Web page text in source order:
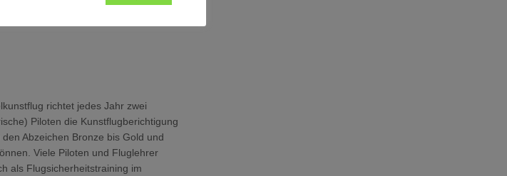
richtet jedes Jahr zwei
Piloten die Kunstflugberichtigung
Abzeichen Bronze bis Gold und
Viele Piloten und Fluglehrer
als Flugsicherheitstraining im